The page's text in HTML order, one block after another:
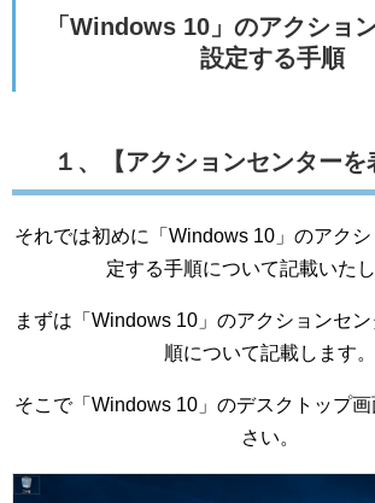
「Windows 10」のアクショ
設定する手順
１、【アクションセンターを
それでは初めに「Windows 10」のアク
定する手順について記載いたし
まずは「Windows 10」のアクションセ
順について記載します。
そこで「Windows 10」のデスクトップ
さい。